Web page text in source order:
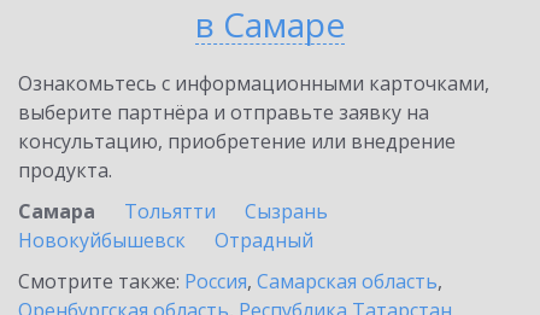
в Самаре
Ознакомьтесь с информационными карточками,
выберите партнёра и отправьте заявку на
консультацию, приобретение или внедрение
продукта.
Самара
Тольятти
Сызрань
Новокуйбышевск
Отрадный
Смотрите также: Россия, Самарская область,